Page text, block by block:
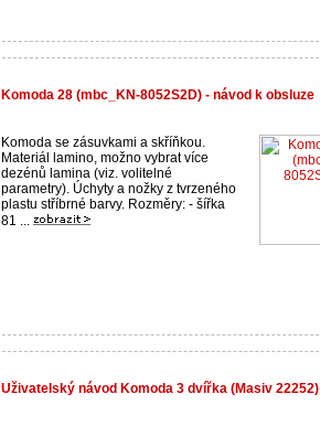
Komoda 28 (mbc_KN-8052S2D) - návod k obsluze
Komoda se zásuvkami a skříňkou.
Materiál lamino, možno vybrat více
dezénů lamina (viz. volitelné
parametry). Úchyty a nožky z tvrzeného
plastu stříbrné barvy. Rozměry: - šířka
81 ...
Uživatelský návod Komoda 3 dvířka (Masiv 22252)